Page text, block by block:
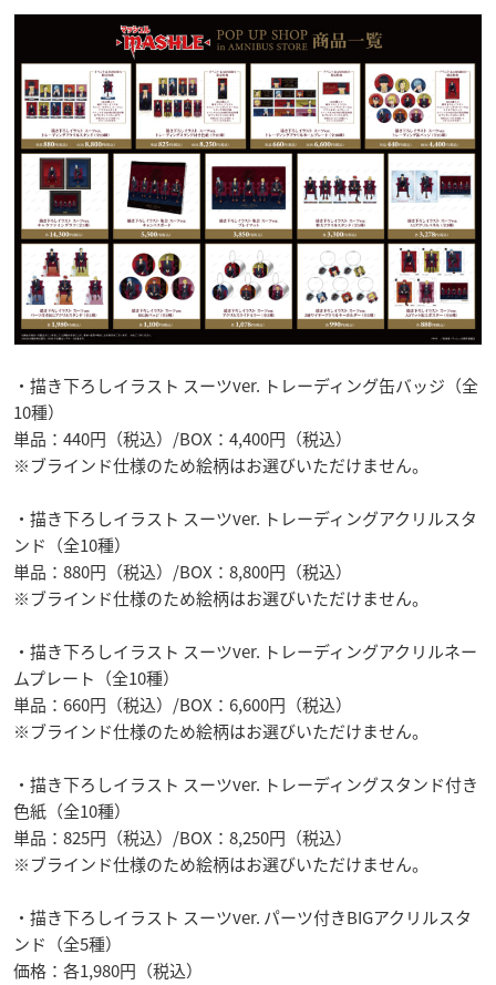
・描き下ろしイラスト スーツver. トレーディング缶バッジ（全
10種）
単品：440円（税込）/BOX：4,400円（税込）
※ブラインド仕様のため絵柄はお選びいただけません。
・描き下ろしイラスト スーツver. トレーディングアクリルスタ
ンド（全10種）
単品：880円（税込）/BOX：8,800円（税込）
※ブラインド仕様のため絵柄はお選びいただけません。
・描き下ろしイラスト スーツver. トレーディングアクリルネー
ムプレート（全10種）
単品：660円（税込）/BOX：6,600円（税込）
※ブラインド仕様のため絵柄はお選びいただけません。
・描き下ろしイラスト スーツver. トレーディングスタンド付き
色紙（全10種）
単品：825円（税込）/BOX：8,250円（税込）
※ブラインド仕様のため絵柄はお選びいただけません。
・描き下ろしイラスト スーツver. パーツ付きBIGアクリルスタ
ンド（全5種）
価格：各1,980円（税込）